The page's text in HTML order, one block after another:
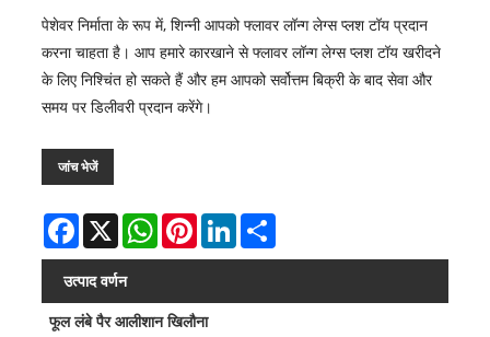
पेशेवर निर्माता के रूप में, शिन्नी आपको फ्लावर लॉन्ग लेग्स प्लश टॉय प्रदान
करना चाहता है। आप हमारे कारखाने से फ्लावर लॉन्ग लेग्स प्लश टॉय खरीदने
के लिए निश्चिंत हो सकते हैं और हम आपको सर्वोत्तम बिक्री के बाद सेवा और
समय पर डिलीवरी प्रदान करेंगे।
जांच भेजें
Facebook
X WhatsAppPinterestLinkedInShare
उत्पाद वर्णन
फूल लंबे पैर आलीशान खिलौना